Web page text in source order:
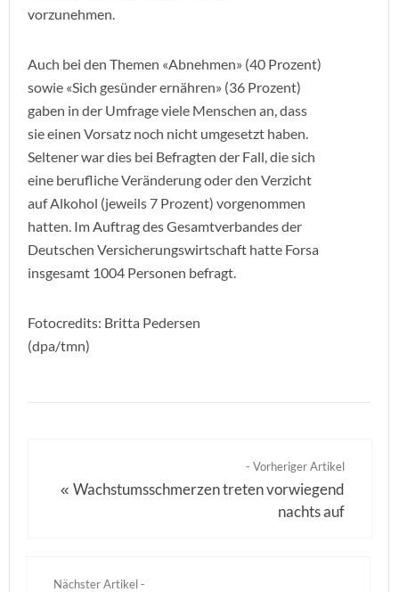
vorzunehmen.
Auch bei den Themen «Abnehmen» (40 Prozent)
sowie «Sich gesünder ernähren» (36 Prozent)
gaben in der Umfrage viele Menschen an, dass
sie einen Vorsatz noch nicht umgesetzt haben.
Seltener war dies bei Befragten der Fall, die sich
eine berufliche Veränderung oder den Verzicht
auf Alkohol (jeweils 7 Prozent) vorgenommen
hatten. Im Auftrag des Gesamtverbandes der
Deutschen Versicherungswirtschaft hatte Forsa
insgesamt 1004 Personen befragt.
Fotocredits: Britta Pedersen
(dpa/tmn)
- Vorheriger Artikel
«Wachstumsschmerzen treten vorwiegend
nachts auf
Nächster Artikel -